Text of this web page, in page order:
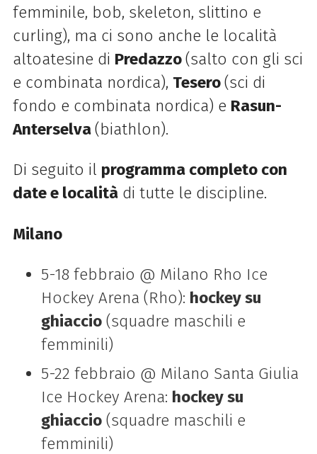
femminile, bob, skeleton, slittino e
curling), ma ci sono anche le località
altoatesine di Predazzo(salto con gli sci
e combinata nordica), Tesero(sci di
fondo e combinata nordica) e Rasun-
Anterselva(biathlon).
Di seguito il programma completo con
date e localitàdi tutte le discipline.
Milano
5-18 febbraio @ Milano Rho Ice
Hockey Arena (Rho): hockey su
ghiaccio(squadre maschili e
femminili)
5-22 febbraio @ Milano Santa Giulia
Ice Hockey Arena: hockey su
ghiaccio(squadre maschili e
femminili)